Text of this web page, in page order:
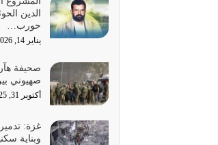
الضعف فيه كثيرة
يوليو 26, 2026
أراد الله لهذه الأمة
بالنهوض بالأمر
يوليو 25, 2026
الدين الذي شرعه الله لا
واجتهاداتنا لأننا
الدين
حورب…
يناير 14, 2026
صهيوني
أكتوبر 31, 2025
وبناية